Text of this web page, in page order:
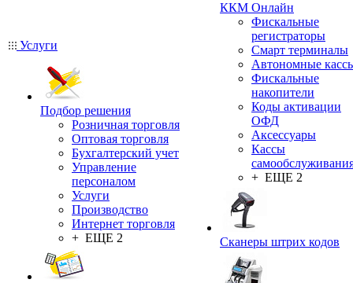
Услуги
Подбор решения
Розничная торговля
Оптовая торговля
Бухгалтерский учет
Управление
персоналом
Услуги
Производство
Интернет торговля
+ ЕЩЕ 2
ККМ Онлайн
Фискальные
регистраторы
Смарт терминалы
Автономные
Фискальные
накопители
Коды активации
ОФД
Аксессуары
Кассы
+ ЕЩЕ 2
Сканеры штрих кодов